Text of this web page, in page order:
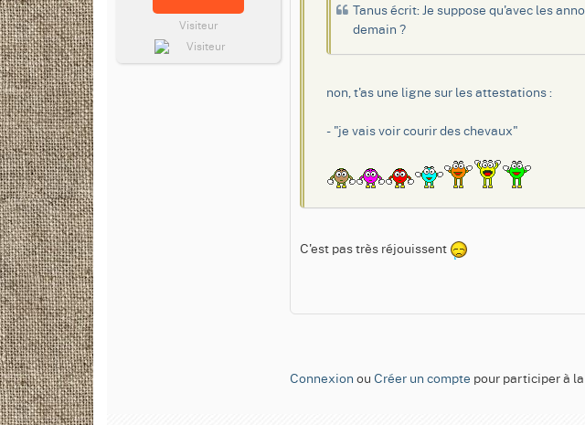
Visiteur
Tanus écrit: Je suppose qu'avec les
demain ?
non, t'as une ligne sur les attestations :
- "je vais voir courir des chevaux"
C'est pas très réjouissent
Connexion ou Créer un compte pour participer à